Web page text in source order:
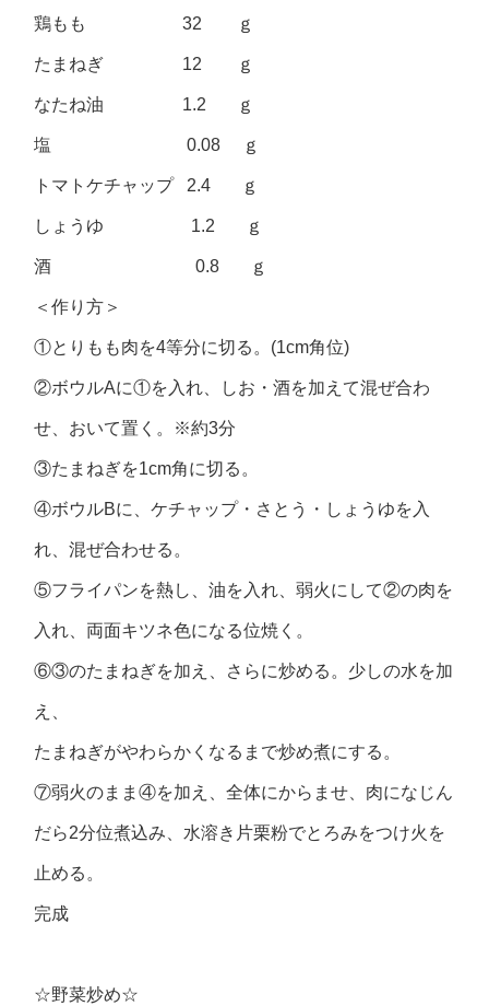
鶏もも 32 ｇ
たまねぎ 12 ｇ
なたね油 1.2 ｇ
塩 0.08 ｇ
トマトケチャップ 2.4 ｇ
しょうゆ 1.2 ｇ
酒 0.8 ｇ
＜作り方＞
①とりもも肉を4等分に切る。(1cm角位)
②ボウルAに①を入れ、しお・酒を加えて混ぜ合わ
せ、おいて置く。※約3分
③たまねぎを1cm角に切る。
④ボウルBに、ケチャップ・さとう・しょうゆを入
れ、混ぜ合わせる。
⑤フライパンを熱し、油を入れ、弱火にして②の肉を
入れ、両面キツネ色になる位焼く。
⑥③のたまねぎを加え、さらに炒める。少しの水を加
え、
たまねぎがやわらかくなるまで炒め煮にする。
⑦弱火のまま④を加え、全体にからませ、肉になじん
だら2分位煮込み、水溶き片栗粉でとろみをつけ火を
止める。
完成
☆野菜炒め☆